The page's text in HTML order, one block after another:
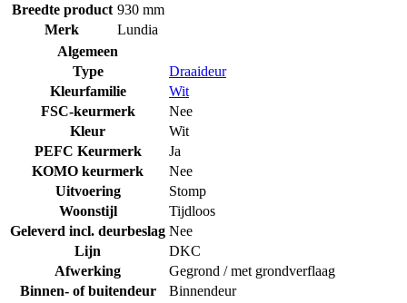
Breedte product 930 mm
Merk
Lundia
Algemeen
Type
Draaideur
Kleurfamilie
Wit
FSC-keurmerk
Nee
Kleur
Wit
PEFC Keurmerk
Ja
KOMO keurmerk
Nee
Uitvoering
Stomp
Woonstijl
Tijdloos
Geleverd incl. deurbeslag Nee
Lijn
DKC
Afwerking
Gegrond / met grondverflaag
Binnen- of buitendeur
Binnendeur